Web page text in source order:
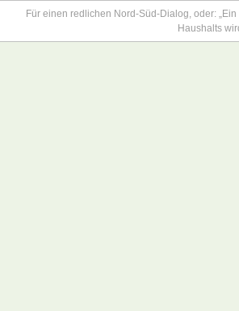
Für einen redlichen Nord-Süd-Dialog, oder:
Haushalts